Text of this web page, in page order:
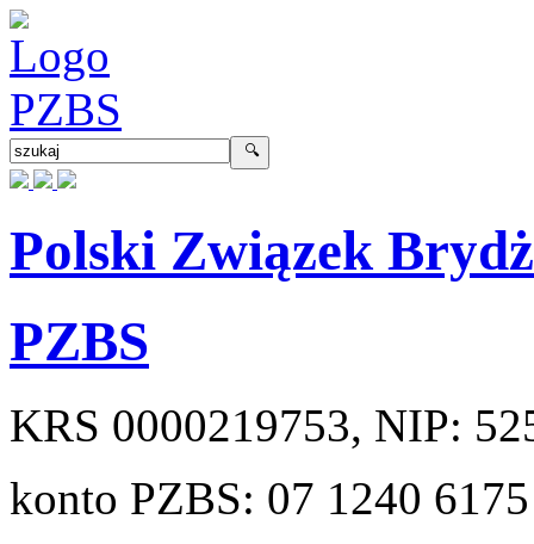
Polski Związek
PZBS
KRS 0000219753, NIP:
konto PZBS: 07 1240